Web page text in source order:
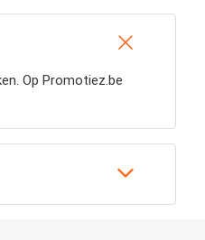
Op Promotiez.be